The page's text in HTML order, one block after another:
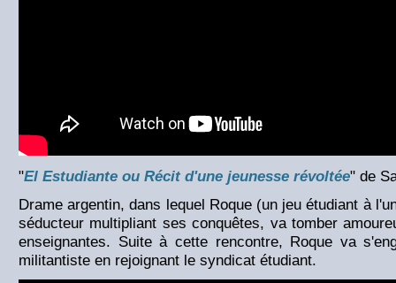
"El Estudiante ou Récit d'une jeunesse révoltée" de
Drame argentin, dans lequel Roque (un jeu étudiant à
séducteur multipliant ses conquêtes, va tomber
enseignantes. Suite à cette rencontre, Roque va
militantiste en rejoignant le syndicat étudiant.